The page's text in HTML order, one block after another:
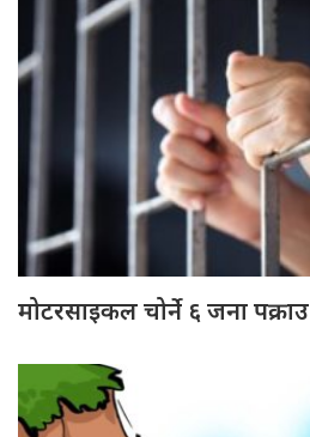
मोटरसाइकल चोर्ने ६ जना पक्राउ